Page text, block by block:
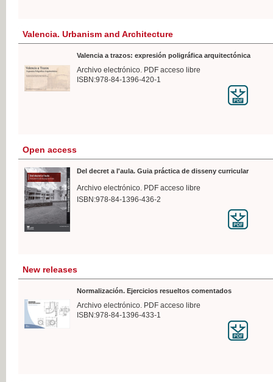
Valencia. Urbanism and Architecture
Valencia a trazos: expresión poligráfica arquitectónica
Archivo electrónico. PDF acceso libre
ISBN:978-84-1396-420-1
Open access
Del decret a l'aula. Guia práctica de disseny curricular
Archivo electrónico. PDF acceso libre
ISBN:978-84-1396-436-2
New releases
Normalización. Ejercicios resueltos comentados
Archivo electrónico. PDF acceso libre
ISBN:978-84-1396-433-1